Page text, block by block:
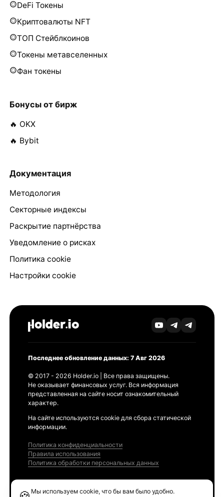
DeFi Токены
Криптовалюты NFT
ТОП Стейблкоинов
Токены метавселенных
Фан токены
Бонусы от бирж
🔥 OKX
🔥 Bybit
Документация
Методология
Секторные индексы
Раскрытие партнёрства
Уведомление о рисках
Политика cookie
Настройки cookie
Последнее обновление данных: 7 Авг 2026
© 2017 - 2026 Holder.io | Все права защищены.
Не оказывает финансовых услуг. Вся информация
представленная на сайте носит ознакомительный
характер.
На сайте используются cookie для сбора статической
информации.
Политика конфиденциальности
Правила использования
Политика обработки персональных данных
Мы используем cookie, что бы вам было удобно.